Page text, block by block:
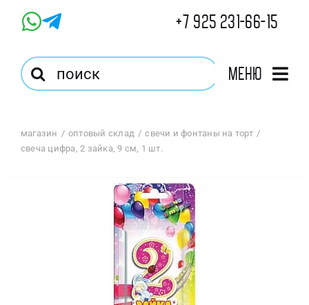
+7 925 231-66-15
Результат
поиска:
Меню
Магазин
Оптовый Магазин
магазин оптовый склад
свечи и фонтаны на торт
свеча цифра, 2 зайка, 9 см, 1 шт.